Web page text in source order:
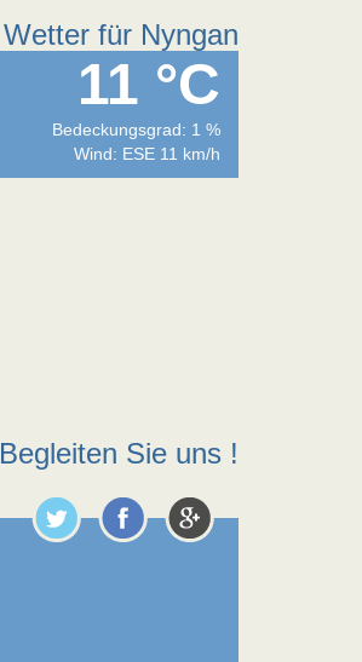
Wetter für Nyngan
11 °C
Bedeckungsgrad: 1 %
Wind: ESE 11 km/h
Begleiten Sie uns !